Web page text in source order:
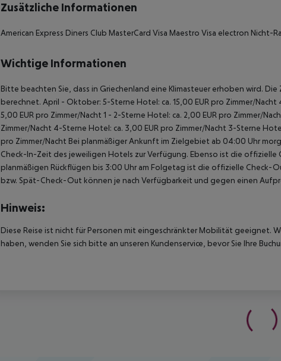
Zusätzliche Informationen
American Express Diners Club MasterCard Visa Maestro Visa electron Nicht-
Wichtige Informationen
Bitte beachten Sie, dass in Griechenland eine Klimasteuer erhoben wird.
berechnet. April - Oktober: 5-Sterne Hotel: ca. 15,00 EUR pro Zimmer/
5,00 EUR pro Zimmer/Nacht 1 - 2-Sterne Hotel: ca. 2,00 EUR pro Zimmer/
Zimmer/Nacht 4-Sterne Hotel: ca. 3,00 EUR pro Zimmer/Nacht 3-Sterne
pro Zimmer/Nacht Bei planmäßiger Ankunft im Zielgebiet ab 04:00 Uhr
Check-In-Zeit des jeweiligen Hotels zur Verfügung. Ebenso ist die
planmäßigen Rückflügen bis 3:00 Uhr am Folgetag ist die offizielle Check-
bzw. Spät-Check-Out können je nach Verfügbarkeit und gegen einen
Hinweis:
Diese Reise ist nicht für Personen mit eingeschränkter Mobilität geeignet.
haben, wenden Sie sich bitte an unseren Kundenservice, bevor Sie Ihre